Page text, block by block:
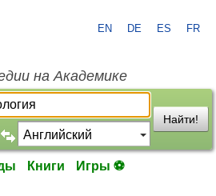
EN DE ES FR
на Академике
Найти!
Книги Игры ⚽